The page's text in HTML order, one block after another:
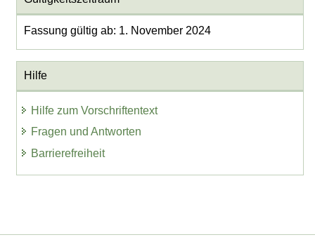
Fassung gültig ab: 1. November 2024
Hilfe
Hilfe zum Vorschriftentext
Fragen und Antworten
Barrierefreiheit